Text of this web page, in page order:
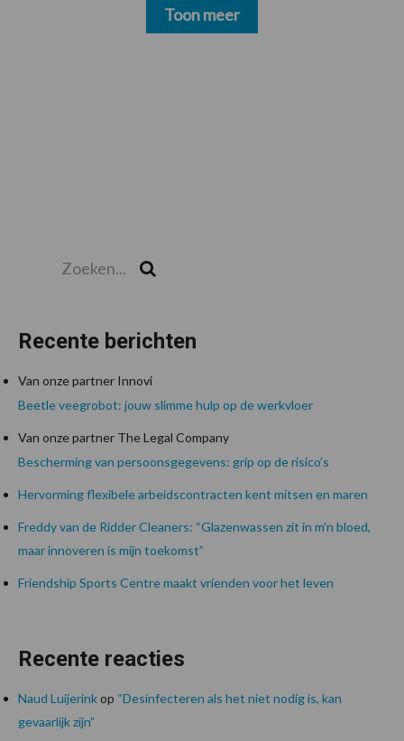
Toon meer
Recente berichten
Van onze partner Innovi
Beetle veegrobot: jouw slimme hulp op de werkvloer
Van onze partner The Legal Company
Bescherming van persoonsgegevens: grip op de risico’s
Hervorming flexibele arbeidscontracten kent mitsen en maren
Freddy van de Ridder Cleaners: “Glazenwassen zit in m’n bloed,
maar innoveren is mijn toekomst”
Friendship Sports Centre maakt vrienden voor het leven
Recente reacties
Naud Luijerinkop “Desinfecteren als het niet nodig is, kan
gevaarlijk zijn”